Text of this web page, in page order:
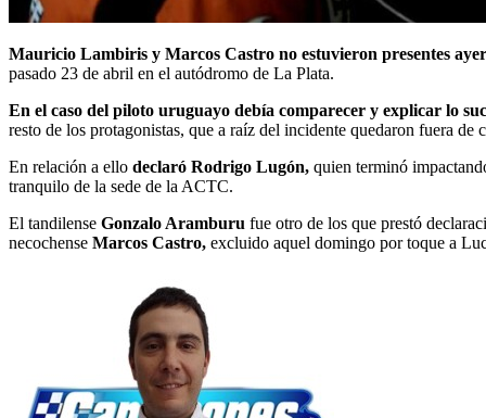
Mauricio Lambiris y Marcos Castro no estuvieron presentes
pasado 23 de abril en el autódromo de La Plata.
En el caso del piloto uruguayo debía comparecer y explicar lo
resto de los protagonistas, que a raíz del incidente quedaron fuera de
En relación a ello declaró Rodrigo Lugón, quien terminó
tranquilo de la sede de la ACTC.
El tandilense Gonzalo Aramburu fue otro de los que prestó
necochense Marcos Castro, excluido aquel domingo por toque a